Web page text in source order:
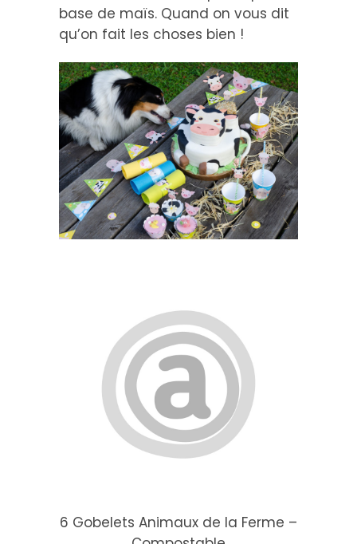
base de maïs. Quand on vous dit
qu’on fait les choses bien !
6 Gobelets Animaux de la Ferme –